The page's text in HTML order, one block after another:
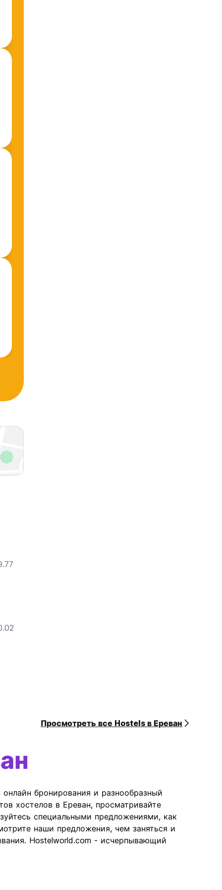
Просмотреть все Hostels в Ереван
бронирования и разнообразный
хостелов в Ереван, просматривайте
специальными предложениями, как
наши предложения, чем заняться и
Hostelworld.com - исчерпывающий